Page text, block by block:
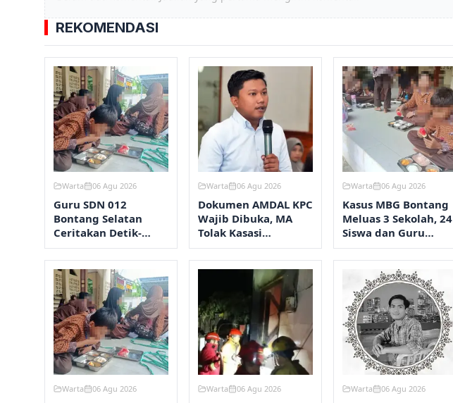
REKOMENDASI
Warta 06 Agu 2026
Guru SDN 012
Bontang Selatan
Ceritakan Detik-
Detik Mual dan Diare
Usai Santap MBG
Warta 06 Agu 2026
Dokumen AMDAL KPC
Wajib Dibuka, MA
Tolak Kasasi
Kementerian ESDM
Warta 06 Agu 2026
Kasus MBG Bontang
Meluas 3 Sekolah, 24
Siswa dan Guru
Alami Mual-Diare
Warta 06 Agu 2026 Warta 06 Agu 2026 Warta 06 Agu 2026